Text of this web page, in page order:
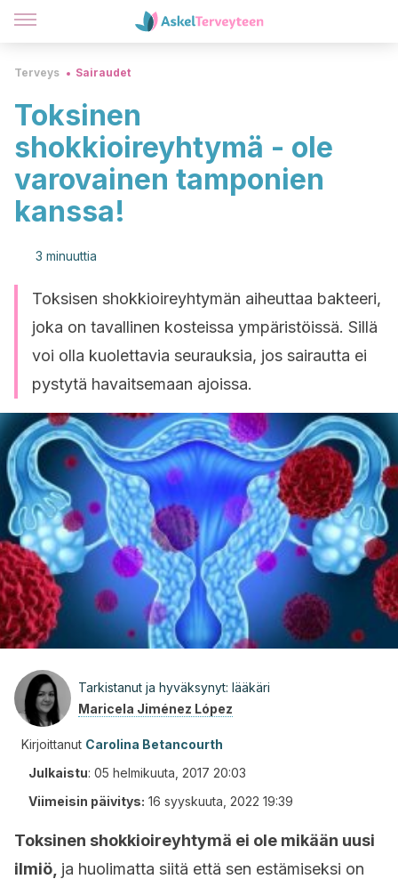
Terveys Sairaudet
Toksinen
shokkioireyhtymä - ole
varovainen tamponien
kanssa!
3 minuuttia
Toksisen shokkioireyhtymän aiheuttaa bakteeri,
joka on tavallinen kosteissa ympäristöissä. Sillä
voi olla kuolettavia seurauksia, jos sairautta ei
pystytä havaitsemaan ajoissa.
Tarkistanut ja hyväksynyt: lääkäri
Maricela Jiménez López
Kirjoittanut Carolina Betancourth
Julkaistu: 05 helmikuuta, 2017 20:03
Viimeisin päivitys: 16 syyskuuta, 2022 19:39
Toksinen shokkioireyhtymä ei ole mikään uusi
ilmiö, ja huolimatta siitä että sen estämiseksi on